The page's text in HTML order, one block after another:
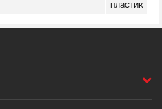
пластик